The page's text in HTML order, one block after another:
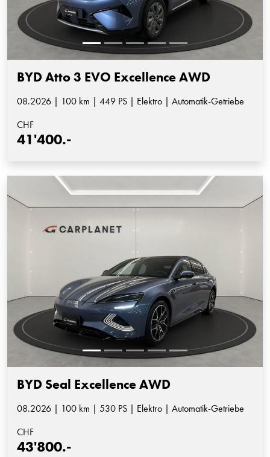
BYD Atto 3 EVO Excellence AWD
08.2026 | 100 km | 449 PS | Elektro | Automatik-Getriebe
CHF
41'400.-
BYD Seal Excellence AWD
08.2026 | 100 km | 530 PS | Elektro | Automatik-Getriebe
CHF
43'800.-